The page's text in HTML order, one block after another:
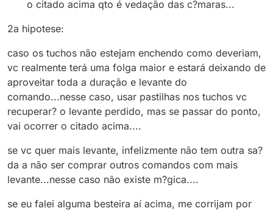
o citado acima qto é vedação das c?maras...
2a hipotese:
caso os tuchos não estejam enchendo como deveriam,
vc realmente terá uma folga maior e estará deixando de
aproveitar toda a duração e levante do
comando...nesse caso, usar pastilhas nos tuchos vc
recuperar? o levante perdido, mas se passar do ponto,
vai ocorrer o citado acima....
se vc quer mais levante, infelizmente não tem outra sa?
da a não ser comprar outros comandos com mais
levante...nesse caso não existe m?gica....
se eu falei alguma besteira aí acima, me corrijam por